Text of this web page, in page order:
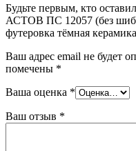
Будьте первым, кто
АСТОВ ПС 12057 (без
футеровка тёмная
Ваш адрес email не будет
помечены *
Ваша оценка *
Ваш отзыв *